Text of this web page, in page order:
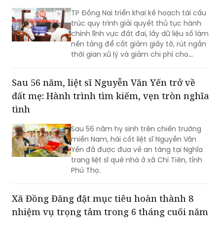
TP Đồng Nai triển khai kế hoạch tái cấu
trúc quy trình giải quyết thủ tục hành
chính lĩnh vực đất đai, lấy dữ liệu số làm
nền tảng để cắt giảm giấy tờ, rút ngắn
thời gian xử lý và giảm chi phí cho
Sau 56 năm, liệt sĩ Nguyễn Văn Yến trở về
đất mẹ: Hành trình tìm kiếm, vẹn tròn nghĩa
tình
Sau 56 năm hy sinh trên chiến trường
miền Nam, hài cốt liệt sĩ Nguyễn Văn
Yến đã được đưa về an táng tại Nghĩa
trang liệt sĩ quê nhà ở xã Chí Tiên, tỉnh
Phú Thọ.
Xã Đồng Đăng đặt mục tiêu hoàn thành 8
nhiệm vụ trọng tâm trong 6 tháng cuối năm